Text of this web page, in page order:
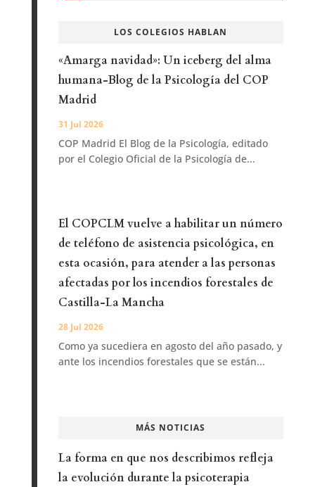
LOS COLEGIOS HABLAN
«Amarga navidad»: Un iceberg del alma
humana-Blog de la Psicología del COP
Madrid
31 Jul 2026
COP Madrid El Blog de la Psicología, editado
por el Colegio Oficial de la Psicología de...
El COPCLM vuelve a habilitar un número
de teléfono de asistencia psicológica, en
esta ocasión, para atender a las personas
afectadas por los incendios forestales de
Castilla-La Mancha
28 Jul 2026
Como ya sucediera en agosto del año pasado, y
ante los incendios forestales que se están...
MÁS NOTICIAS
La forma en que nos describimos refleja
la evolución durante la psicoterapia